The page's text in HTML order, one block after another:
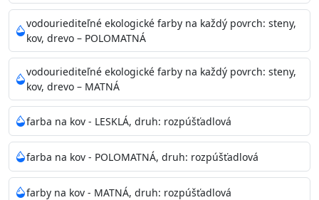
škôlky, telocvične, a samozrejme je
vhodná aj do bežných priestorov. Je plne umývateľná
(trieda 2 podľa EN 13300) pri
zachovaní priedušnosti vodných pár z natretých
povrchov. Má vynikajúcu kryciu schopnosť,
vysokú výdatnosť a výborný rozliv. Je možné ju tónovať v
bohatej škále odtieňov.
Odtieň: Biela + je možné tónovať podľa RAL, NCS,
Pantone
vodouriediteľné ekologické farby na každý povrch: steny,
kov, drevo – POLOMATNÁ
vodouriediteľné ekologické farby na každý povrch: steny,
kov, drevo – MATNÁ
farba na kov - LESKLÁ, druh: rozpúšťadlová
farba na kov - POLOMATNÁ, druh: rozpúšťadlová
farby na kov - MATNÁ, druh: rozpúšťadlová